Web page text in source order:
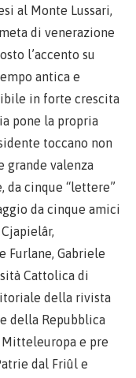
al Monte Lussari,
di venerazione
l’accento su
antica e
in forte crescita
pone la propria
toccano non
grande valenza
cinque “lettere”
da cinque amici
Furlane, Gabriele
Cattolica di
della rivista
della Repubblica
Mitteleuropa e pre
dal Friûl e